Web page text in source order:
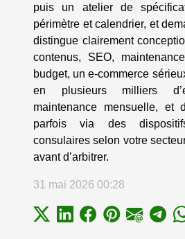
puis un atelier de
périmètre et calendrier, et
distingue clairement
contenus, SEO,
budget, un e-commerce
en plusieurs milliers
maintenance mensuelle, et
parfois via des
consulaires selon votre
avant d’arbitrer.
31 mai 2026 00:28